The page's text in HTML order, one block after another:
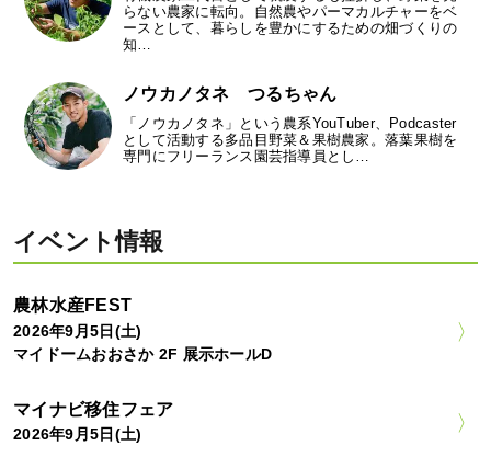
らない農家に転向。自然農やパーマカルチャーをベ
ースとして、暮らしを豊かにするための畑づくりの
知…
ノウカノタネ つるちゃん
「ノウカノタネ」という農系YouTuber、Podcaster
として活動する多品目野菜＆果樹農家。落葉果樹を
専門にフリーランス園芸指導員とし…
イベント情報
農林水産FEST
2026年9月5日(土)
マイドームおおさか 2F 展示ホールD
マイナビ移住フェア
2026年9月5日(土)